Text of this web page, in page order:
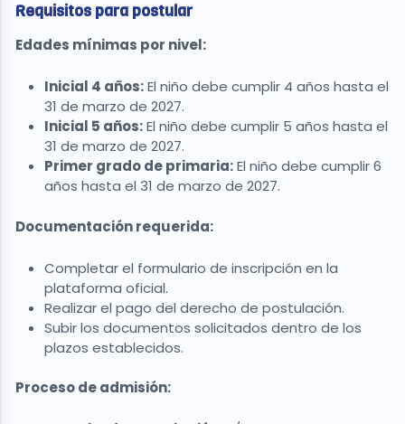
Requisitos para postular
Edades mínimas por nivel:
Inicial 4 años:El niño debe cumplir 4 años hasta el
31 de marzo de 2027.
Inicial 5 años:El niño debe cumplir 5 años hasta el
31 de marzo de 2027.
Primer grado de primaria:El niño debe cumplir 6
años hasta el 31 de marzo de 2027.
Documentación requerida:
Completar el formulario de inscripción en la
plataforma oficial.
Realizar el pago del derecho de postulación.
Subir los documentos solicitados dentro de los
plazos establecidos.
Proceso de admisión: